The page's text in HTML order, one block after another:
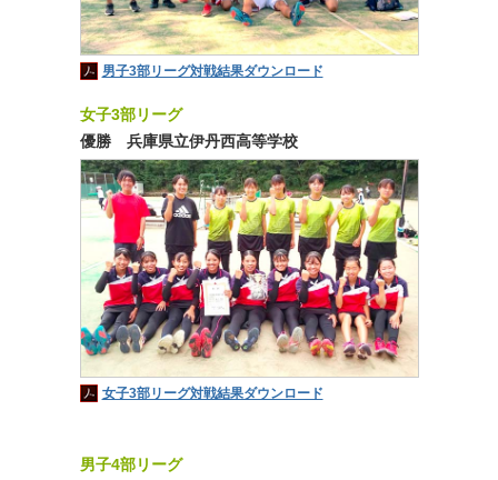
男子3部リーグ対戦結果ダウンロード
女子3部リーグ
優勝 兵庫県立伊丹西高等学校
女子3部リーグ対戦結果ダウンロード
男子4部リーグ